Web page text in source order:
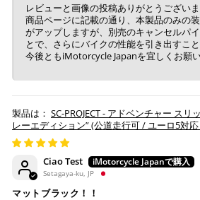
レビューと画像の投稿ありがとうございま
商品ページに記載の通り、本製品のみの
がアップしますが、別売のキャンセルパ
とで、さらにバイクの性能を引き出すこ
今後ともiMotorcycle Japanを宜しくお願
SC-PROJECT - アドベンチャー スリ
レーエディション” (公道走行可 / ユーロ5対応 / 純正キャタライザー対
応) R 1250 GS / ADVENTURE '20-24
Ciao Test
Setagaya-ku, JP
マットブラック！！